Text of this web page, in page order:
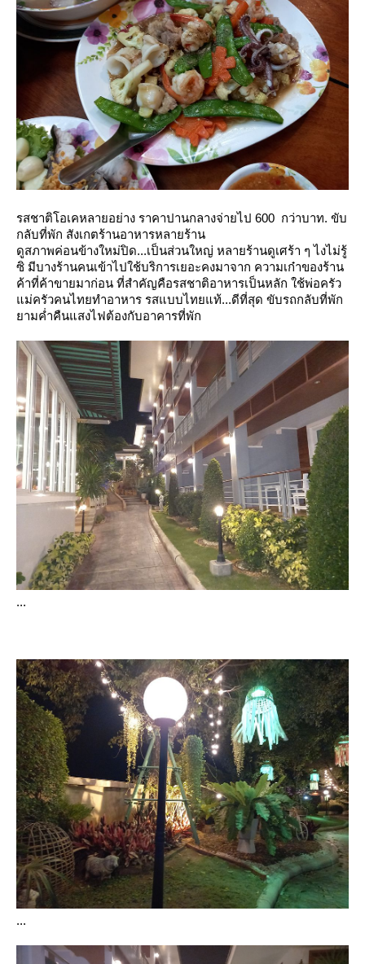
รสชาติโอเคหลายอย่าง ราคาปานกลางจ่ายไป 600 กว่าบาท. ขับ
กลับที่พัก สังเกตร้านอาหารหลายร้าน
ดูสภาพค่อนข้างใหม่ปิด...เป็นส่วนใหญ่ หลายร้านดูเศร้า ๆ ไงไม่รู้
ซิ มีบางร้านคนเข้าไปใช้บริการเยอะคงมาจาก ความเก๋าของร้าน
ค้าที่ค้าขายมาก่อน ที่สำคัญคือรสชาติอาหารเป็นหลัก ใช้พ่อครัว
ม่ครัวคนไทยทำอาหาร รสแบบไทยแท้...ดีที่สุด ขับรถกลับที่พัก
ามค่ำคืนแสงไฟต้องกับอาคารที่พัก
...
...